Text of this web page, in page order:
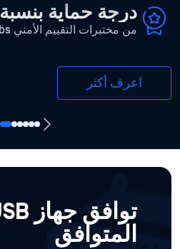
درجة حماية بنسبة 100%
من مختبرات التقييم الأمني SE Labs
اعرف أكثر
المتوافق